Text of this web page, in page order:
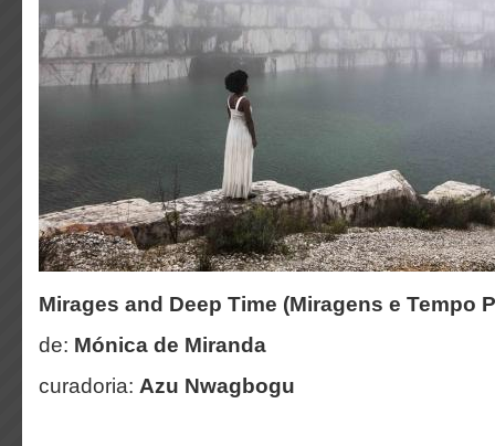
Mirages and Deep Time (Miragens e Tempo
de: Mónica de Miranda
curadoria: Azu Nwagbogu